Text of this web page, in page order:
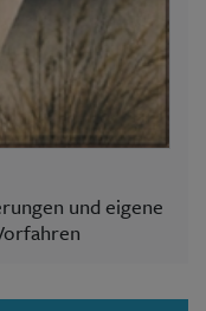
und eigene